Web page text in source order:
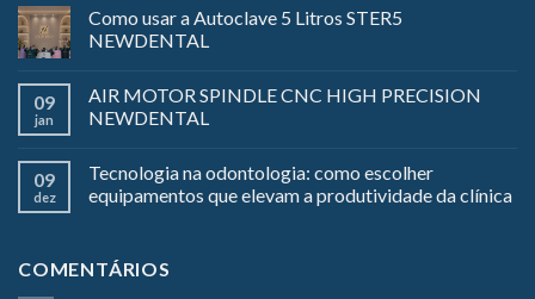
Como usar a Autoclave 5 Litros STER5
NEWDENTAL
09
jan
AIR MOTOR SPINDLE CNC HIGH PRECISION
NEWDENTAL
09
dez
Tecnologia na odontologia: como escolher
equipamentos que elevam a produtividade da clínica
COMENTÁRIOS